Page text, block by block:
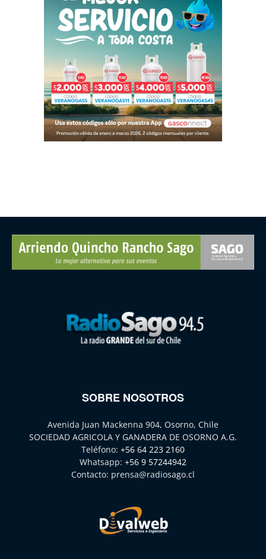
SOBRE NOSOTROS
Avenida Juan Mackenna 904, Osorno, Chile
SOCIEDAD AGRICOLA Y GANADERA DE OSORNO A.G.
Teléfono: +56 64 223 2160
Whatsapp: +56 9 57244942
Contacto: prensa@radiosago.cl